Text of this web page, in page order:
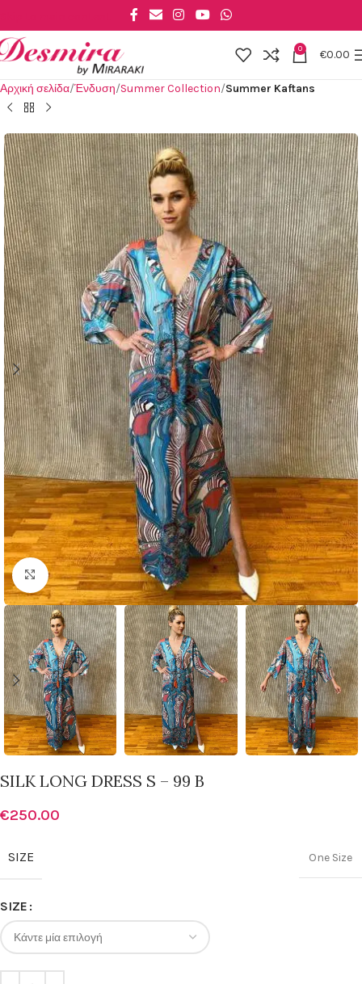
0 €0.00
Αρχική σελίδα Ένδυση Summer Collection Summer Kaftans
Click to enlarge
SILK LONG DRESS S – 99 B
€250.00
SIZE One Size
SIZE